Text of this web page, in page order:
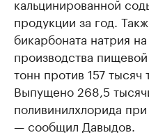
продукции за год.
бикарбоната натрия
производства
тонн против 157 тысяч
Выпущено 268,5
поливинилхлорида
— сообщил Давыдов.